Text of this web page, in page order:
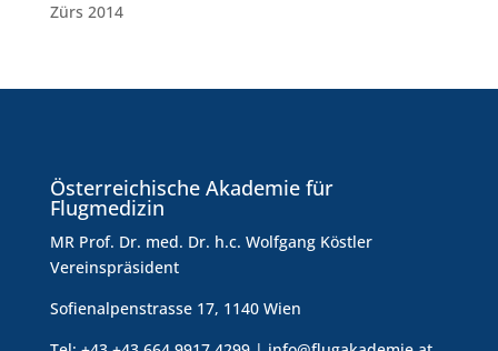
Zürs 2014
Österreichische Akademie für
Flugmedizin
MR Prof. Dr. med. Dr. h.c. Wolfgang Köstler
Vereinspräsident
Sofienalpenstrasse 17, 1140 Wien